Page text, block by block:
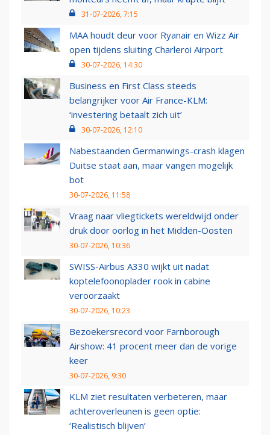
31-07-2026, 7:15
MAA houdt deur voor Ryanair en Wizz Air
open tijdens sluiting Charleroi Airport
30-07-2026, 14:30
Business en First Class steeds
belangrijker voor Air France-KLM:
‘investering betaalt zich uit’
30-07-2026, 12:10
Nabestaanden Germanwings-crash klagen
Duitse staat aan, maar vangen mogelijk
bot
30-07-2026, 11:58
Vraag naar vliegtickets wereldwijd onder
druk door oorlog in het Midden-Oosten
30-07-2026, 10:36
SWISS-Airbus A330 wijkt uit nadat
koptelefoonoplader rook in cabine
veroorzaakt
30-07-2026, 10:23
Bezoekersrecord voor Farnborough
Airshow: 41 procent meer dan de vorige
keer
30-07-2026, 9:30
KLM ziet resultaten verbeteren, maar
achteroverleunen is geen optie:
‘Realistisch blijven’